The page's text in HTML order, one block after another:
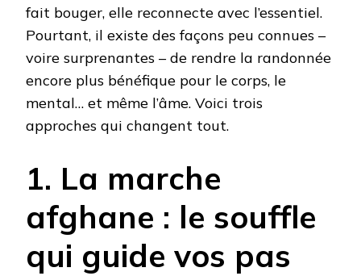
fait bouger, elle reconnecte avec l’essentiel.
Pourtant, il existe des façons peu connues –
voire surprenantes – de rendre la randonnée
encore plus bénéfique pour le corps, le
mental… et même l’âme. Voici trois
approches qui changent tout.
1. La marche
afghane : le souffle
qui guide vos pas